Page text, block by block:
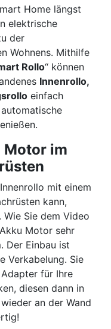
Home längst
elektrische
der
Wohnens. Mithilfe
Rollo“ können
Innenrollo,
einfach
Motor im
mit einem
kann,
Sie dem Video
Motor sehr
Der Einbau ist
Verkabelung. Sie
für Ihre
diesen dann in
an der Wand